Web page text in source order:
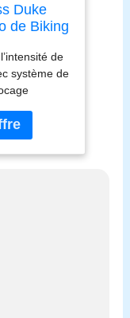
Duke
de Biking
dede
système de
SPD-
ultra-
de